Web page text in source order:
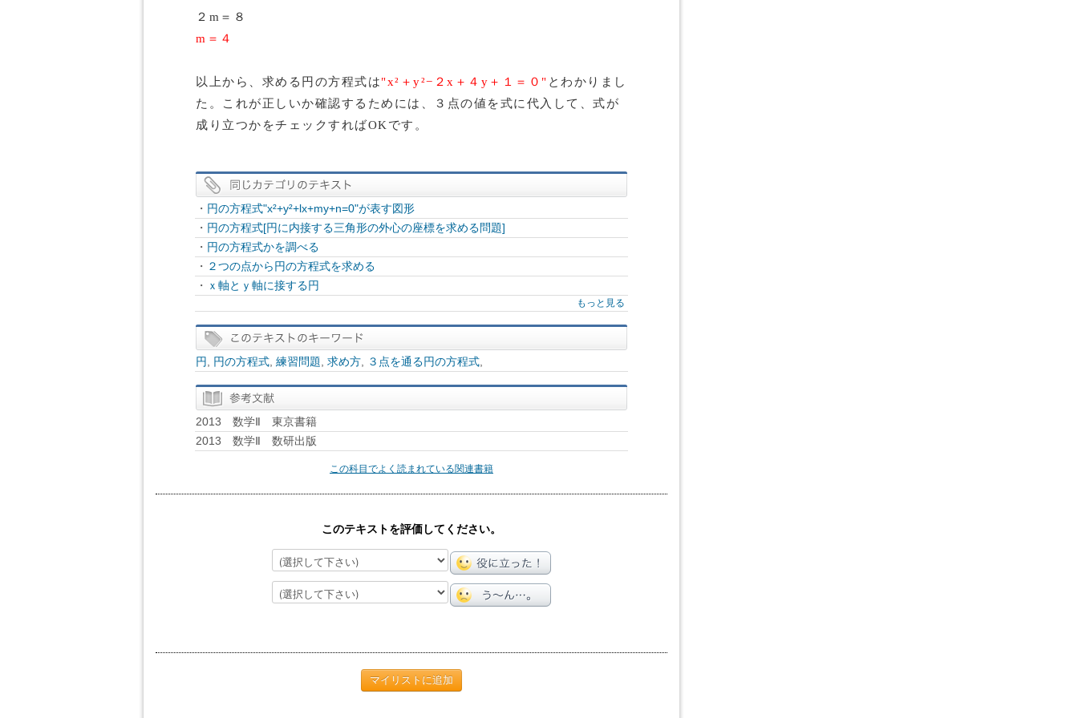
２m＝８
m＝４
以上から、求める円の方程式は"x²＋y²−２x＋４y＋１＝０" とわかりまし
た。これが正しいか確認するためには、３点の値を式に代入して、式が
成り立つかをチェックすればOKです。
・ 円の方程式"x²+y²+lx+my+n=0"が表す図形
・ 円の方程式[円に内接する三角形の外心の座標を求める問題]
・ 円の方程式かを調べる
・ ２つの点から円の方程式を求める
・ ｘ軸とｙ軸に接する円
もっと見る
円 円の方程式 練習問題 求め方 ３点を通る円の方程式
2013 数学Ⅱ 東京書籍
2013 数学Ⅱ 数研出版
この科目でよく読まれている関連書籍
このテキストを評価してください。
マイリストに追加